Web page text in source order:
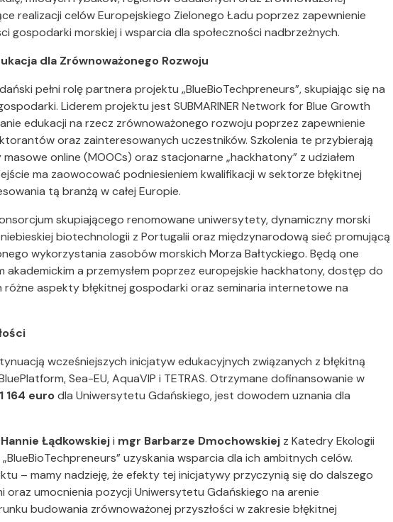
realizacji celów Europejskiego Zielonego Ładu poprzez zapewnienie
gospodarki morskiej i wsparcia dla społeczności nadbrzeżnych.
dla Zrównoważonego Rozwoju
pełni rolę partnera projektu „BlueBioTechpreneurs”, skupiając się na
Liderem projektu jest SUBMARINER Network for Blue Growth
edukacji na rzecz zrównoważonego rozwoju poprzez zapewnienie
oraz zainteresowanych uczestników. Szkolenia te przybierają
online (MOOCs) oraz stacjonarne „hackhatony” z udziałem
ma zaowocować podniesieniem kwalifikacji w sektorze błękitnej
tą branżą w całej Europie.
skupiającego renomowane uniwersytety, dynamiczny morski
biotechnologii z Portugalii oraz międzynarodową sieć promującą
wykorzystania zasobów morskich Morza Bałtyckiego. Będą one
a przemysłem poprzez europejskie hackhatony, dostęp do
aspekty błękitnej gospodarki oraz seminaria internetowe na
wcześniejszych inicjatyw edukacyjnych związanych z błękitną
Sea-EU, AquaVIP i TETRAS. Otrzymane dofinansowanie w
164 eurodla Uniwersytetu Gdańskiego, jest dowodem uznania dla
Łądkowskieji mgr Barbarze Dmochowskiej z Katedry Ekologii
uzyskania wsparcia dla ich ambitnych celów.
– mamy nadzieję, że efekty tej inicjatywy przyczynią się do dalszego
umocnienia pozycji Uniwersytetu Gdańskiego na arenie
budowania zrównoważonej przyszłości w zakresie błękitnej